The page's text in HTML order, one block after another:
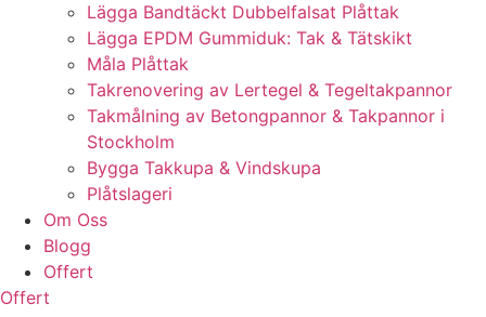
Lägga Bandtäckt Dubbelfalsat Plåttak
Lägga EPDM Gummiduk: Tak & Tätskikt
Måla Plåttak
Takrenovering av Lertegel & Tegeltakpannor
Takmålning av Betongpannor & Takpannor i
Stockholm
Bygga Takkupa & Vindskupa
Plåtslageri
Om Oss
Blogg
Offert
Offert